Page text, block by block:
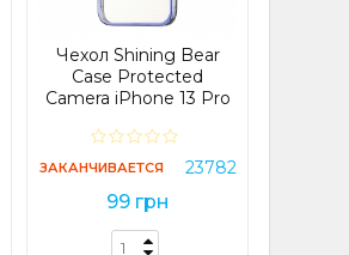
Чехол Shining Bear
Case Protected
Camera iPhone 13 Pro
ЗАКАНЧИВАЕТСЯ 23782
99 грн